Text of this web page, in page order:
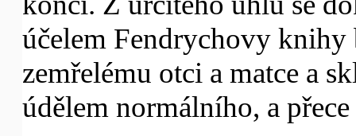
účelem Fendrychovy
zemřelému otci a matce a
údělem normálního, a